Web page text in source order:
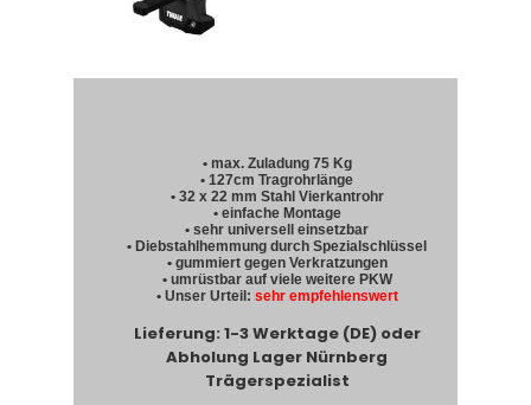
• max. Zuladung 75 Kg
• 127cm Tragrohrlänge
• 32 x 22 mm Stahl Vierkantrohr
• einfache Montage
• sehr universell einsetzbar
• Diebstahlhemmung durch Spezialschlüssel
• gummiert gegen Verkratzungen
• umrüstbar auf viele weitere PKW
• Unser Urteil: sehr empfehlenswert
Lieferung: 1-3 Werktage (DE) oder
Abholung Lager Nürnberg
Trägerspezialist